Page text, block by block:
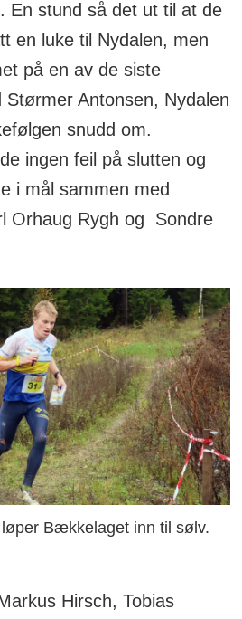
En stund så det ut til at de
en luke til Nydalen, men
på en av de siste
Antonsen, Nydalen
snudd om.
ingen feil på slutten og
i mål sammen med
Orhaug Rygh og Sondre
Bækkelaget inn til sølv.
Hirsch, Tobias